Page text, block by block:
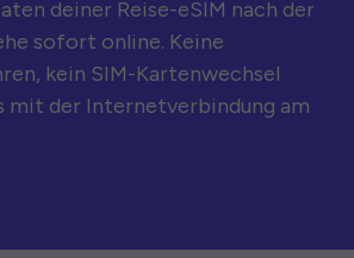
deiner Reise-eSIM nach der
sofort online. Keine
kein SIM-Kartenwechsel
mit der Internetverbindung am